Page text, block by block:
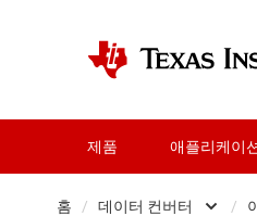
제품 애플리케이
홈 / 데이터 컨버터 /